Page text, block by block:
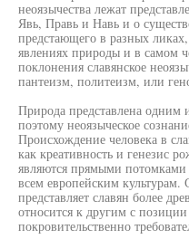
неоязычества лежат
Явь, Правь и Навь и о
предстающего в разных
явлениях природы и в самом
поклонения славянское
пантеизм, политеизм, или
Природа представлена одним
поэтому неоязыческое
Происхождение человека в
как креативность и генезис
являются прямыми потомками
всем европейским
представляет славян более
относится к другим с
покровительственно